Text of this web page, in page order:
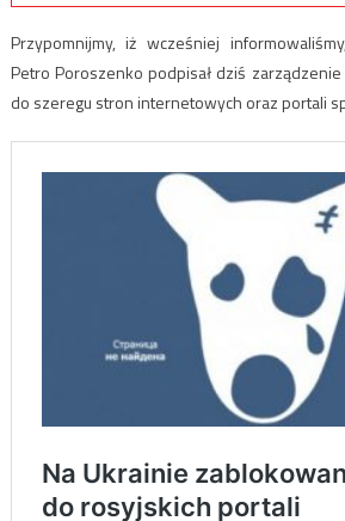
Przypomnijmy, iż wcześniej
Petro Poroszenko podpisał dziś
do szeregu stron internetowych oraz portali